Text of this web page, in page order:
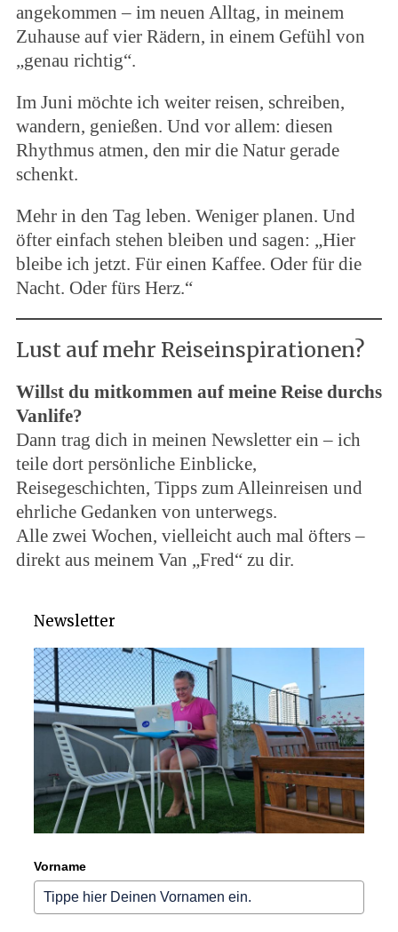
angekommen – im neuen Alltag, in meinem
Zuhause auf vier Rädern, in einem Gefühl von
„genau richtig“.
Im Juni möchte ich weiter reisen, schreiben,
wandern, genießen. Und vor allem: diesen
Rhythmus atmen, den mir die Natur gerade
schenkt.
Mehr in den Tag leben. Weniger planen. Und
öfter einfach stehen bleiben und sagen: „Hier
bleibe ich jetzt. Für einen Kaffee. Oder für die
Nacht. Oder fürs Herz.“
Lust auf mehr Reiseinspirationen?
Willst du mitkommen auf meine Reise durchs
Vanlife?
Dann trag dich in meinen Newsletter ein – ich
teile dort persönliche Einblicke,
Reisegeschichten, Tipps zum Alleinreisen und
ehrliche Gedanken von unterwegs.
Alle zwei Wochen, vielleicht auch mal öfters –
direkt aus meinem Van „Fred“ zu dir.
Newsletter
Vorname